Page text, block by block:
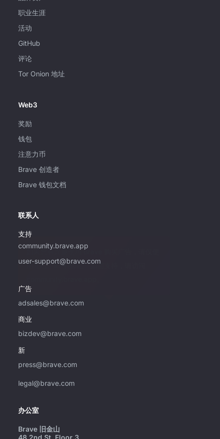
职业生涯
活动
GitHub
评论
Tor Onion 地址
Web3
奖励
钱包
注意力币
Brave 创造者
Brave 钱包文档
联系人
支持
community.brave.app
user-support@brave.com
广告
adsales@brave.com
如果您有兴趣使用 Brave 购买广告，请仅使
用此电子邮件地址。 如需支持，请访问
商业
bizdev@brave.com
新
press@brave.com
legal@brave.com
办公室
Brave 旧金山
48 2nd St, Floor 3